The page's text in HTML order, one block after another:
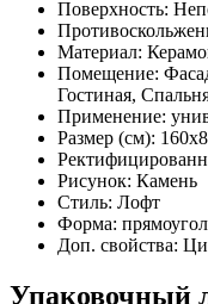
Поверхность:
Материал:
Помещение:
Гостиная,
Применение:
Размер (см):
Рисунок: Камень
Стиль: Лофт
Форма:
Доп. свойства:
Упаковочный